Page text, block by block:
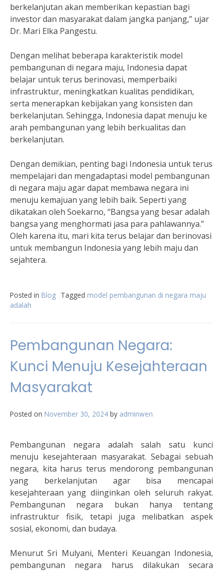
berkelanjutan akan memberikan kepastian bagi
investor dan masyarakat dalam jangka panjang,” ujar
Dr. Mari Elka Pangestu.
Dengan melihat beberapa karakteristik model
pembangunan di negara maju, Indonesia dapat
belajar untuk terus berinovasi, memperbaiki
infrastruktur, meningkatkan kualitas pendidikan,
serta menerapkan kebijakan yang konsisten dan
berkelanjutan. Sehingga, Indonesia dapat menuju ke
arah pembangunan yang lebih berkualitas dan
berkelanjutan.
Dengan demikian, penting bagi Indonesia untuk terus
mempelajari dan mengadaptasi model pembangunan
di negara maju agar dapat membawa negara ini
menuju kemajuan yang lebih baik. Seperti yang
dikatakan oleh Soekarno, “Bangsa yang besar adalah
bangsa yang menghormati jasa para pahlawannya.”
Oleh karena itu, mari kita terus belajar dan berinovasi
untuk membangun Indonesia yang lebih maju dan
sejahtera.
Posted in Blog Tagged model pembangunan di negara maju
adalah
Pembangunan Negara:
Kunci Menuju Kesejahteraan
Masyarakat
Posted on November 30, 2024 by adminwen
Pembangunan negara adalah salah satu kunci
menuju kesejahteraan masyarakat. Sebagai sebuah
negara, kita harus terus mendorong pembangunan
yang berkelanjutan agar bisa mencapai
kesejahteraan yang diinginkan oleh seluruh rakyat.
Pembangunan negara bukan hanya tentang
infrastruktur fisik, tetapi juga melibatkan aspek
sosial, ekonomi, dan budaya.
Menurut Sri Mulyani, Menteri Keuangan Indonesia,
pembangunan negara harus dilakukan secara